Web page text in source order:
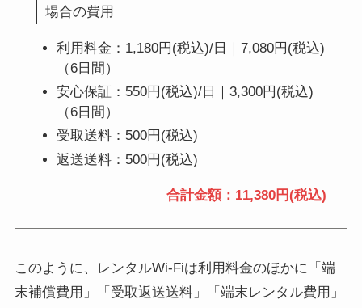
場合の費用
利用料金：1,180円(税込)/日｜7,080円(税込)
（6日間）
安心保証：550円(税込)/日｜3,300円(税込)
（6日間）
受取送料：500円(税込)
返送送料：500円(税込)
合計金額：11,380円(税込)
このように、レンタルWi-Fiは利用料金のほかに「端
末補償費用」「受取返送送料」「端末レンタル費用」